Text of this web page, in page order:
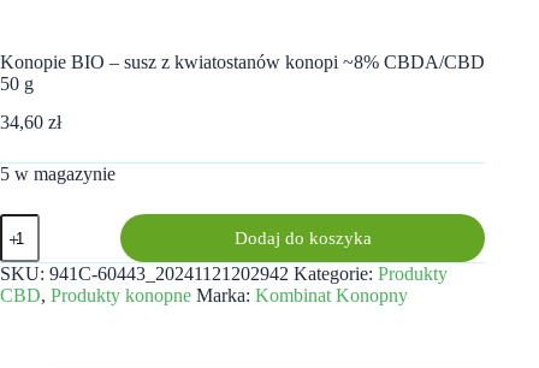
Konopie BIO – susz z kwiatostanów konopi ~8% CBDA/CBD
50 g
34,60 zł
5 w magazynie
ilość
Konopie
BIO
–
susz
Dodaj do koszyka
SKU: 941C-60443_20241121202942 Kategorie: Produkty
CBD, Produkty konopne Marka: Kombinat Konopny